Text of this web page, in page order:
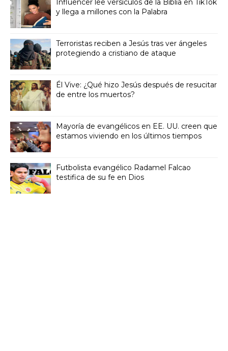
Influencer lee versículos de la Biblia en TikTok
y llega a millones con la Palabra
Terroristas reciben a Jesús tras ver ángeles
protegiendo a cristiano de ataque
Él Vive: ¿Qué hizo Jesús después de resucitar
de entre los muertos?
Mayoría de evangélicos en EE. UU. creen que
estamos viviendo en los últimos tiempos
Futbolista evangélico Radamel Falcao
testifica de su fe en Dios